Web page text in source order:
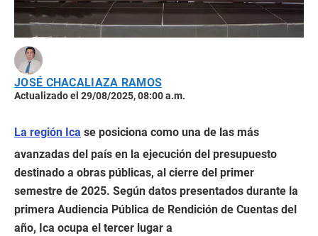
JOSÉ CHACALIAZA RAMOS
Actualizado el 29/08/2025, 08:00 a.m.
La región Ica se posiciona como una de las más
avanzadas del país en la ejecución del presupuesto
destinado a obras públicas, al cierre del primer
semestre de 2025. Según datos presentados durante la
primera Audiencia Pública de Rendición de Cuentas del
año, Ica ocupa el tercer lugar a